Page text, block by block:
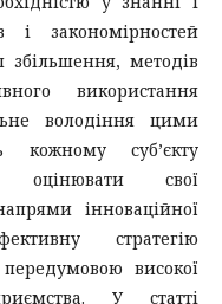
і закономірностей
методів
використання
володіння цими
кожному суб’єкту
оцінювати свої
інноваційної
стратегію
високої
У статті